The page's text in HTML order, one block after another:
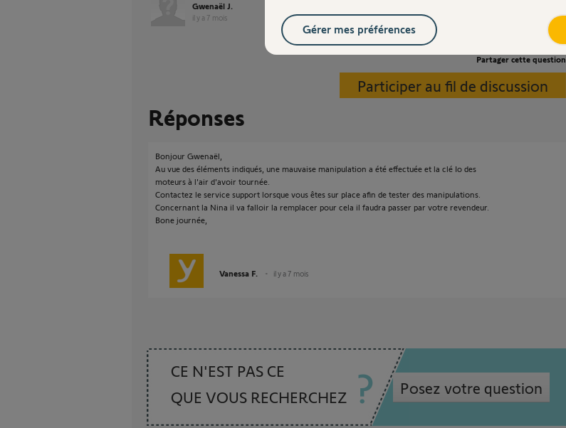
Gwenaël J.
il y a 7 mois
Partager cette question
Participer au fil de discussion
Réponses
Bonjour Gwenaël,
Au vue des éléments indiqués, une mauvaise manipulation a été effectuée et la clé Io des
moteurs à l'air d'avoir tournée.
Contactez le service support lorsque vous êtes sur place afin de tester des manipulations.
Concernant la Nina il va falloir la remplacer pour cela il faudra passer par votre revendeur.
Bone journée,
Vanessa F. il y a 7 mois
CE N'EST PAS CE
QUE VOUS RECHERCHEZ
Posez votre question
Gérer mes préférences